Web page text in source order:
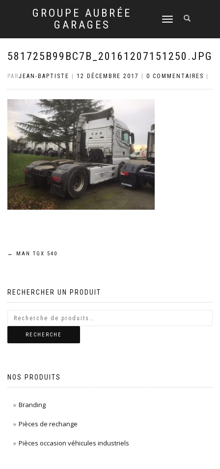
GROUPE AUBRÉE
GARAGES
DÉPLIER
NAVIGATION
581725B99BC7B_20161207151250.JPG
PARJEAN-BAPTISTE 12 DÉCEMBRE 2017 0 COMMENTAIRES
Navigation
l’article
← MAN TGX 540
RECHERCHER UN PRODUIT
RECHERCHE
NOS PRODUITS
Branding
Pièces de rechange
Pièces occasion véhicules industriels